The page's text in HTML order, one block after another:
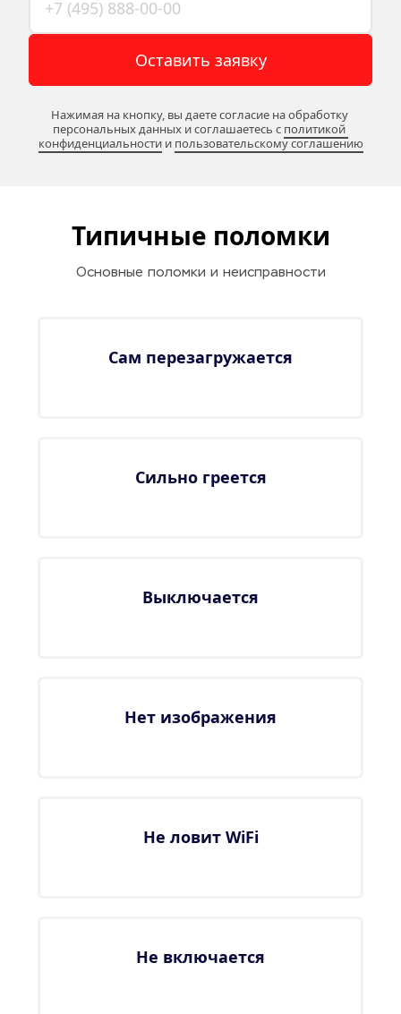
Оставить заявку
Нажимая на кнопку, вы даете согласие на обработку
персональных данных и соглашаетесь c политикой
конфиденциальности и пользовательскому соглашению
Типичные поломки
Основные поломки и неисправности
Сам перезагружается
Сильно греется
Выключается
Нет изображения
Не ловит WiFi
Не включается